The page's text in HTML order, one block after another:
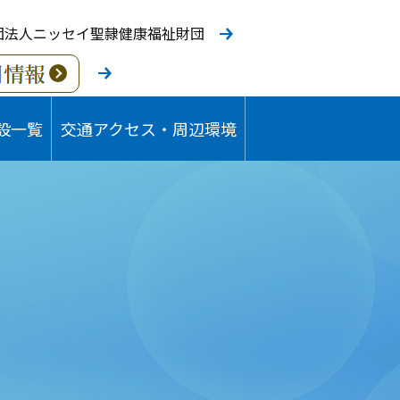
人ニッセイ聖隷健康福祉財団
一覧 交通アクセス・周辺環境